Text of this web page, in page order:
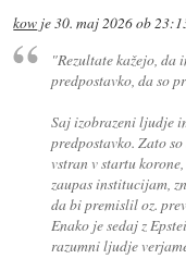
kow je30. maj 2026 ob
"Rezultate kažejo,
predpostavko, da so
Saj izobrazeni ljudje
predpostavko. Zato
vstran v startu
zaupas institucijam,
da bi premislil oz.
Enako je sedaj z
razumni ljudje